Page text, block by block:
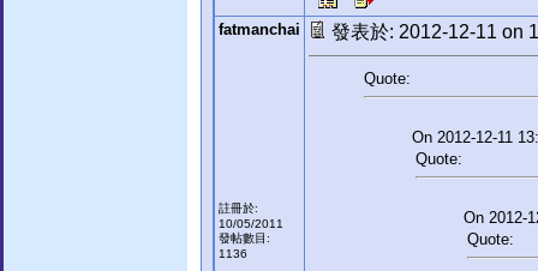
fatmanchai
註冊於:
10/05/2011
發帖數目:
1136
發表於: 2012-12-11 on
Quote:
On 2012-12-11
Quote:
On 2012-
Quote: